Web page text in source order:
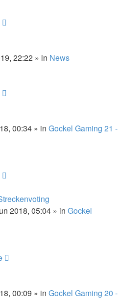
22:22 » in News
00:34 » in Gockel Gaming 21 -
2018, 05:04 » in Gockel
00:09 » in Gockel Gaming 20 -